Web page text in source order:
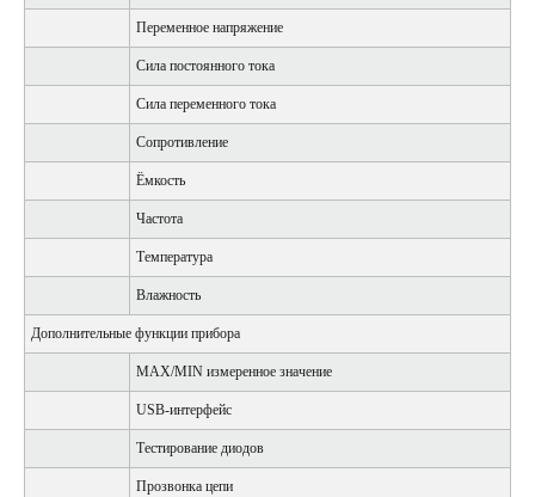
Переменное напряжение
Сила постоянного тока
Сила переменного тока
Сопротивление
Ёмкость
Частота
Температура
Влажность
Дополнительные функции прибора
MAX/MIN измеренное значение
USB-интерфейс
Тестирование диодов
Прозвонка цепи